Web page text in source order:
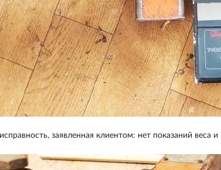
заявленная клиентом: нет показаний веса